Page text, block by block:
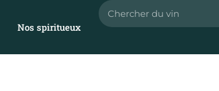
Nos spiritueux